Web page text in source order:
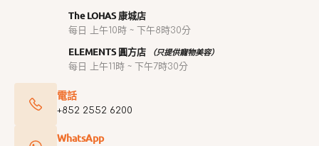
The LOHAS 康城店
每日 上午10時 ~ 下午8時30分
ELEMENTS 圓方店 （只提供寵物美容）
每日 上午11時 ~ 下午7時30分
電話
+852 2552 6200
WhatsApp